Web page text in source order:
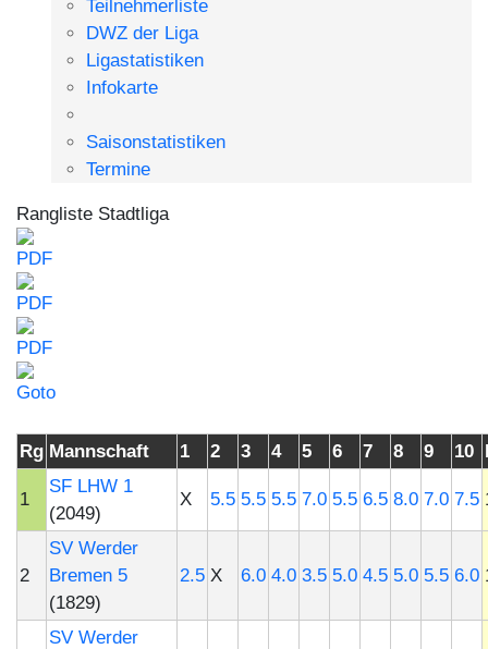
Teilnehmerliste
DWZ der Liga
Ligastatistiken
Infokarte
Saisonstatistiken
Termine
Rangliste Stadtliga
Rg Mannschaft 1 2 3 4 5 6 7 8 9 10
1
SF LHW 1
(2049)
X 5.5 5.5 5.5 7.0 5.5 6.5 8.0 7.0 7.5
2
SV Werder
Bremen 5
(1829)
2.5 X 6.0 4.0 3.5 5.0 4.5 5.0 5.5 6.0
SV Werder